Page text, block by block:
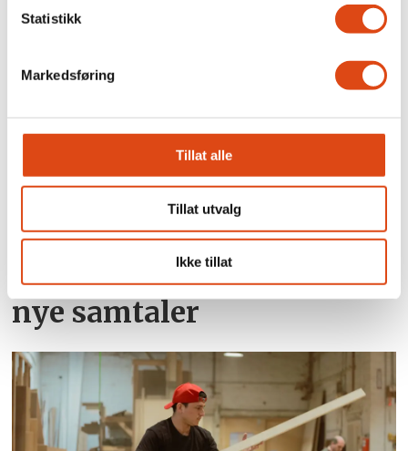
Statistikk
Markedsføring
Tillat alle
Tillat utvalg
Ikke tillat
Nei i uravstemningen:
Kabinansatte i SAS krever
nye samtaler